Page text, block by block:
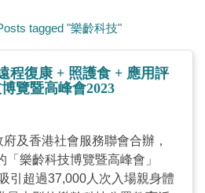
tagged "樂齡科技"
程復康 + 照護食 + 應用評
覽暨高峰會2023
及香港社會服務聯會合辦，
樂齡科技博覽暨高峰會」
引超過37,000人次入場親身體